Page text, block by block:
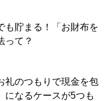
わりです。より経験が
も言わないかもしれ
も貯まる！「お財布を
って？
礼のつもりで現金を包
になるケースが5つも